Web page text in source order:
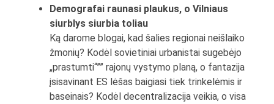
Demografai raunasi plaukus, o Vilniaus
siurblys siurbia toliau
Ką darome blogai, kad šalies regionai neišlaiko
žmonių? Kodėl sovietiniai urbanistai sugebėjo
„prastumti“”” rajonų vystymo planą, o fantazija
įsisavinant ES lėšas baigiasi tiek trinkelėmis ir
baseinais? Kodėl decentralizacija veikia, o visa